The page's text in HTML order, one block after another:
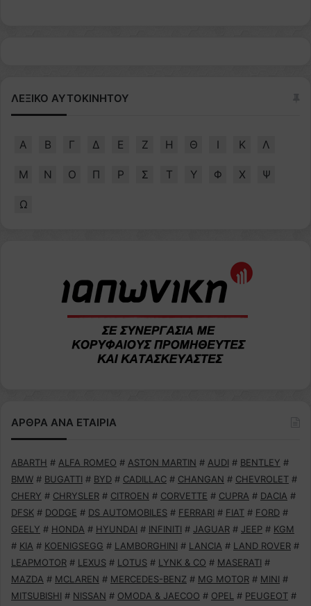
ΛΕΞΙΚΟ ΑΥΤΟΚΙΝΗΤΟΥ
Α Β Γ Δ Ε Ζ Η Θ Ι Κ Λ
Μ Ν Ο Π Ρ Σ Τ Υ Φ Χ Ψ
Ω
ΑΡΘΡΑ ΑΝΑ ΕΤΑΙΡΙΑ
ABARTH # ALFA ROMEO # ASTON MARTIN # AUDI # BENTLEY #
BMW # BUGATTI # BYD # CADILLAC # CHANGAN # CHEVROLET #
CHERY # CHRYSLER # CITROEN # CORVETTE # CUPRA # DACIA #
DFSK # DODGE # DS AUTOMOBILES # FERRARI # FIAT # FORD #
GEELY # HONDA # HYUNDAI # INFINITI # JAGUAR # JEEP # KGM
# KIA # KOENIGSEGG # LAMBORGHINI # LANCIA # LAND ROVER #
LEAPMOTOR # LEXUS # LOTUS # LYNK & CO # MASERATI #
MAZDA # MCLAREN # MERCEDES-BENZ # MG MOTOR # MINI #
MITSUBISHI # NISSAN # OMODA & JAECOO # OPEL # PEUGEOT #